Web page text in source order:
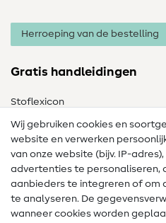
Herroeping van de bestelling
Gratis handleidingen
Stoflexicon
Naailexicon
Gratis Naaipatronen
Hulp & contact
Contact
Wij gebruiken cookies en
website en verwerken
van onze website (bijv. IP-adres),
advertenties te personaliseren,
aanbieders te integreren of om
te analyseren. De
wanneer cookies worden